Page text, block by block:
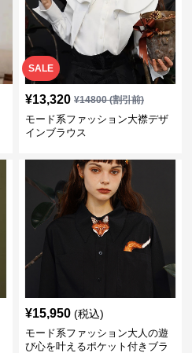
SALE
¥13,320 ¥14800(割引前)
モード系ファッション大襟デザ
インブラウス
¥15,950 (税込)
モード系ファッション大人の遊
び心を叶えるポケット付きブラ